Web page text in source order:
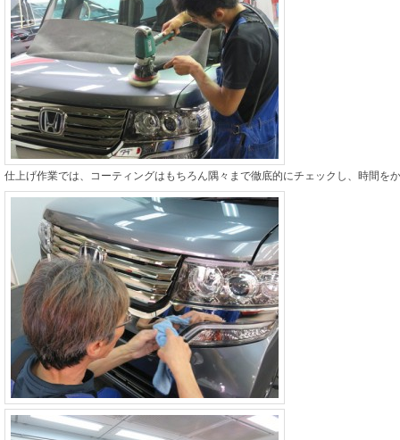
仕上げ作業では、コーティングはもちろん隅々まで徹底的にチェックし、時間を